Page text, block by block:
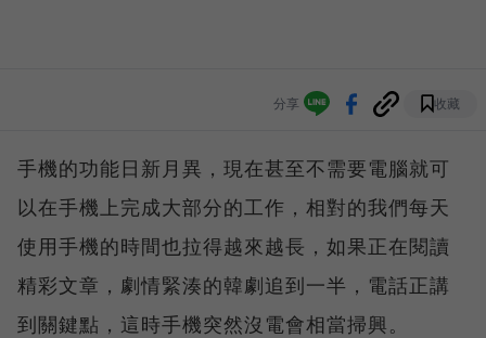
分享 收藏
手機的功能日新月異，現在甚至不需要電腦就可
以在手機上完成大部分的工作，相對的我們每天
使用手機的時間也拉得越來越長，如果正在閱讀
精彩文章，劇情緊湊的韓劇追到一半，電話正講
到關鍵點，這時手機突然沒電會相當掃興。